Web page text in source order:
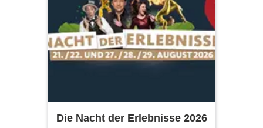
Die Nacht der Erlebnisse 2026